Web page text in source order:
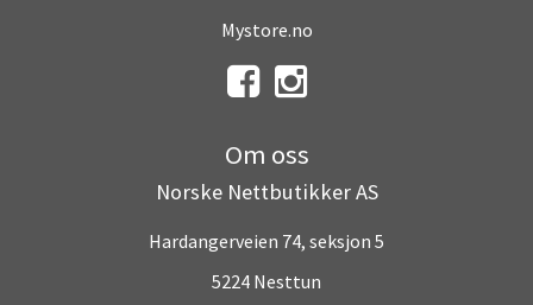
Mystore.no
Om oss
Norske Nettbutikker AS
Hardangerveien 74, seksjon 5
5224 Nesttun